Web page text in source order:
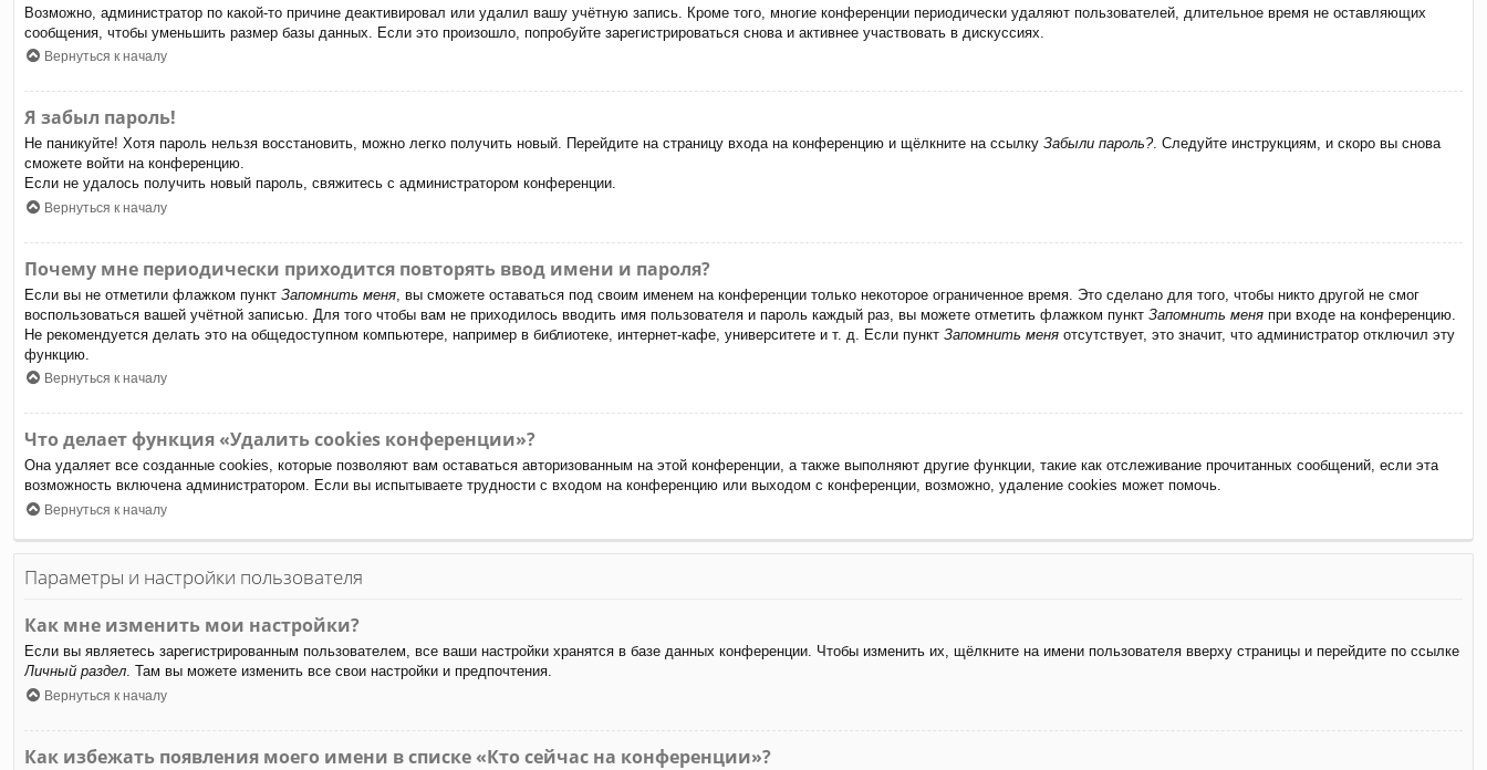
Возможно, администратор по какой-то причине деактивировал или удалил вашу учётную запись. Кроме того, многие конференции периодически удаляют пользователей, длительное время не оставляющих
сообщения, чтобы уменьшить размер базы данных. Если это произошло, попробуйте зарегистрироваться снова и активнее участвовать в дискуссиях.
Вернуться к началу
Я забыл пароль!
Не паникуйте! Хотя пароль нельзя восстановить, можно легко получить новый. Перейдите на страницу входа на конференцию и щёлкните на ссылку Забыли пароль?. Следуйте инструкциям, и скоро вы снова
сможете войти на конференцию.
Если не удалось получить новый пароль, свяжитесь с администратором конференции.
Вернуться к началу
Почему мне периодически приходится повторять ввод имени и пароля?
Если вы не отметили флажком пункт Запомнить меня , вы сможете оставаться под своим именем на конференции только некоторое ограниченное время. Это сделано для того, чтобы никто другой не смог
воспользоваться вашей учётной записью. Для того чтобы вам не приходилось вводить имя пользователя и пароль каждый раз, вы можете отметить флажком пункт Запомнить меня при входе на конференцию.
Не рекомендуется делать это на общедоступном компьютере, например в библиотеке, интернет-кафе, университете и т. д. Если пункт Запомнить меня отсутствует, это значит, что администратор отключил эту
функцию.
Вернуться к началу
Что делает функция «Удалить cookies конференции»?
Она удаляет все созданные cookies, которые позволяют вам оставаться авторизованным на этой конференции, а также выполняют другие функции, такие как отслеживание прочитанных сообщений, если эта
возможность включена администратором. Если вы испытываете трудности с входом на конференцию или выходом с конференции, возможно, удаление cookies может помочь.
Вернуться к началу
Параметры и настройки пользователя
Как мне изменить мои настройки?
Если вы являетесь зарегистрированным пользователем, все ваши настройки хранятся в базе данных конференции. Чтобы изменить их, щёлкните на имени пользователя вверху страницы и перейдите по ссылке
Личный раздел. Там вы можете изменить все свои настройки и предпочтения.
Вернуться к началу
Как избежать появления моего имени в списке «Кто сейчас на конференции»?